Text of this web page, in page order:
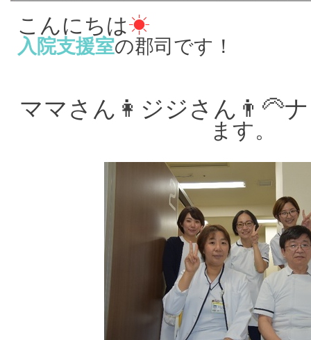
こんにちは☀
入院支援室の郡司です！
ママさん👩ジジさん👨‍🦳
ます。